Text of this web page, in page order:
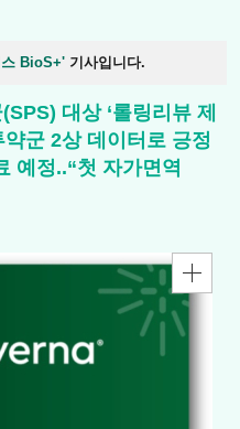
BioS+' 기사입니다.
대상 ‘롤링리뷰 제
군 2상 데이터로 긍정
예정..“첫 자가면역